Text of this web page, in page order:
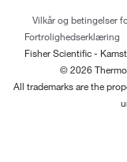
Vilkår og betingelser
Fortrolighedserklæring
Fisher Scientific -
© 2026
All trademarks are the